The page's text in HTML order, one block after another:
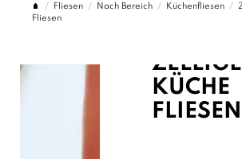
Fliesen Nach Bereich Küchenfliesen
Fliesen
ZELLIGE
KÜCHE
FLIESEN